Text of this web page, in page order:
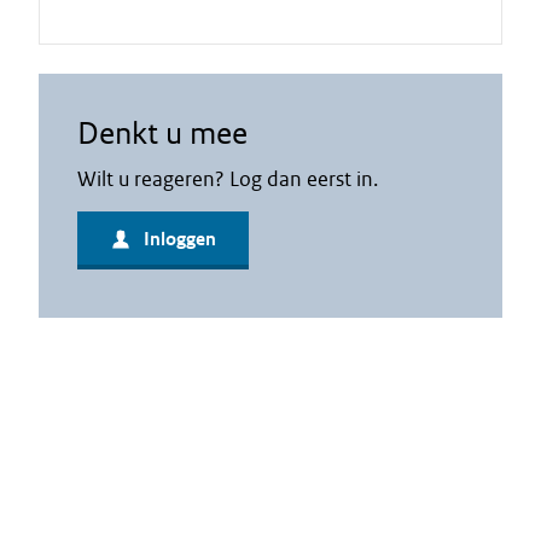
Denkt u mee
Wilt u reageren? Log dan eerst in.
Inloggen